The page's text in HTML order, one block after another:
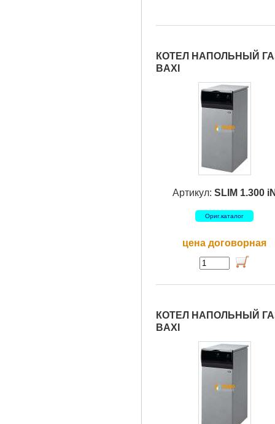
КОТЕЛ НАПОЛЬНЫЙ
BAXI
Артикул: SLIM 1.300
Ориг.каталог
цена договорная
КОТЕЛ НАПОЛЬНЫЙ
BAXI